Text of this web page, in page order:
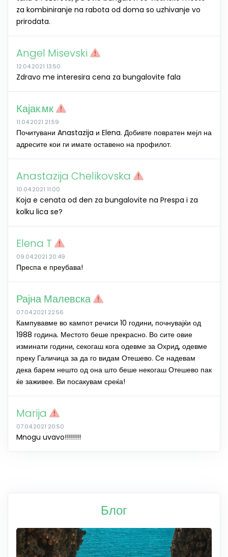
za kombiniranje na rabota od doma so uzhivanje vo
prirodata.
Angel Misevski
12.04.2021 13:50
Zdravo me interesira cena za bungalovite fala
Кајак.мк
11.04.2021 21:59
Почитувани Anastazija и Elena. Добивте повратен мејл на
адресите кои ги имате оставено на профилот.
Anastazija Chelikovska
10.04.2021 11:00
Koja e cenata od den za bungalovite na Prespa i za
kolku lica se?
Elena T
09.04.2021 20:49
Преспа е преубава!
Рајна Малевска
07.04.2021 22:56
Кампувавме во кампот речиси 10 години, почнувајќи од
1988 година. Местото беше прекрасно. Во сите овие
изминати години, секогаш кога одевме за Охрид, одевме
преку Галичица за да го видам Отешево. Се надевам
дека барем нешто од она што беше некогаш Отешево пак
ќе заживее. Ви посакувам среќа!
Marija
07.04.2021 20:50
Mnogu uvavo!!!!!!!!
Блог